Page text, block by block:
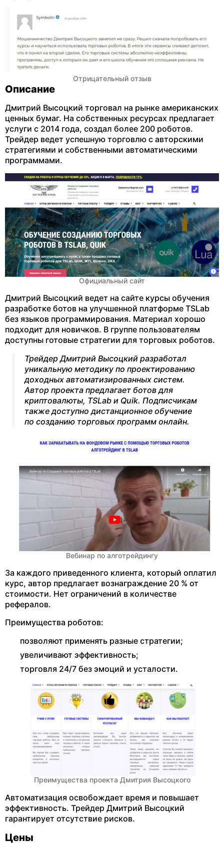
Отрицательный отзыв
Описание
Дмитрий Высоцкий торговал на рынке американских
ценных бумаг. На собственных ресурсах предлагает
услуги с 2014 года, создал более 200 роботов.
Трейдер ведет успешную торговлю с авторскими
стратегиями и собственными автоматическими
программами.
Официальный сайт
Дмитрий Высоцкий ведет на сайте курсы обучения
разработке ботов на улучшенной платформе TSLab
без языков программирования. Материал хорошо
подходит для новичков. В группе пользователям
доступны готовые стратегии для торговых роботов.
Трейдер Дмитрий Высоцкий разработал
уникальную методику по проектированию
доходных автоматизированных систем.
Автор проекта предлагает ботов для
криптовалюты, TSLab и Quik. Подписчикам
также доступно дистанционное обучение
по созданию торговых программ онлайн.
Вебинар по алготрейдингу
За каждого приведенного клиента, который оплатил
курс, автор предлагает вознаграждение 20 % от
стоимости. Нет ограничений в количестве
рефералов.
Преимущества роботов:
позволяют применять разные стратегии;
увеличивают эффективность;
торговля 24/7 без эмоций и усталости.
Преимущества проекта Дмитрия Высоцкого
Автоматизация освобождает время и повышает
эффективность. Трейдер Дмитрий Высоцкий
гарантирует отсутствие рисков.
Цены